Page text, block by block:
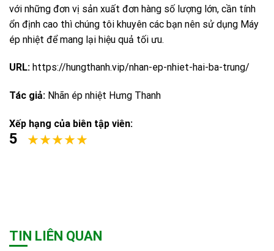
với những đơn vị sản xuất đơn hàng số lượng lớn, cần tính
ổn định cao thì chúng tôi khuyên các bạn nên sử dụng Máy
ép nhiệt để mang lại hiệu quả tối ưu.
URL: https://hungthanh.vip/nhan-ep-nhiet-hai-ba-trung/
Tác giả: Nhãn ép nhiệt Hưng Thanh
Xếp hạng của biên tập viên:
5
TIN LIÊN QUAN